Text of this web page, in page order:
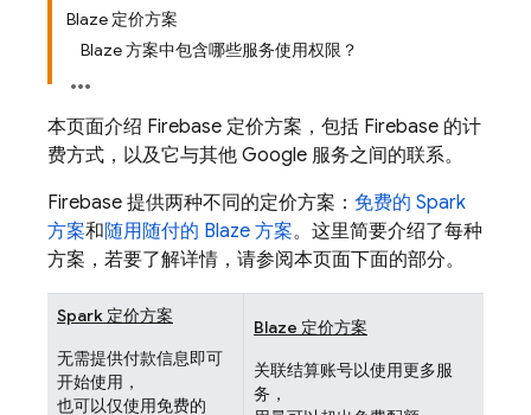
Blaze 定价方案
Blaze 方案中包含哪些服务使用权限？
本页面介绍 Firebase 定价方案，包括 Firebase 的计
费方式，以及它与其他 Google 服务之间的联系。
Firebase 提供两种不同的定价方案： 免费的 Spark
方案和随用随付的 Blaze 方案。这里简要介绍了每种
方案，若要了解详情，请参阅本页面下面的部分。
Spark 定价方案
无需提供付款信息即可
开始使用，
也可以仅使用免费的
Blaze 定价方案
关联结算账号以使用更多服
务，